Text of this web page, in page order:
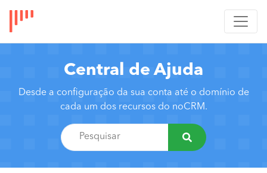
Central de Ajuda
Desde a configuração da sua conta até o domínio de
cada um dos recursos do noCRM.